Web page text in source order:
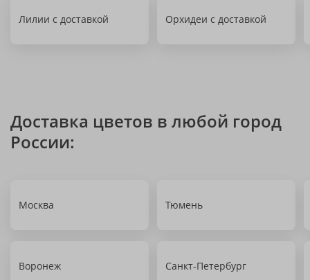
Лилии с доставкой Орхидеи с доставкой
Доставка цветов в любой город
России:
Москва Тюмень
Воронеж Санкт-Петербург